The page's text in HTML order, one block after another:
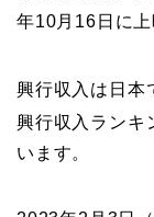
年10月16日に上
興行収入は日本
興行収入ランキ
います。